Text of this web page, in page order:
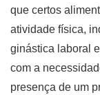
que certos
atividade física,
ginástica laboral
com a
presença de um